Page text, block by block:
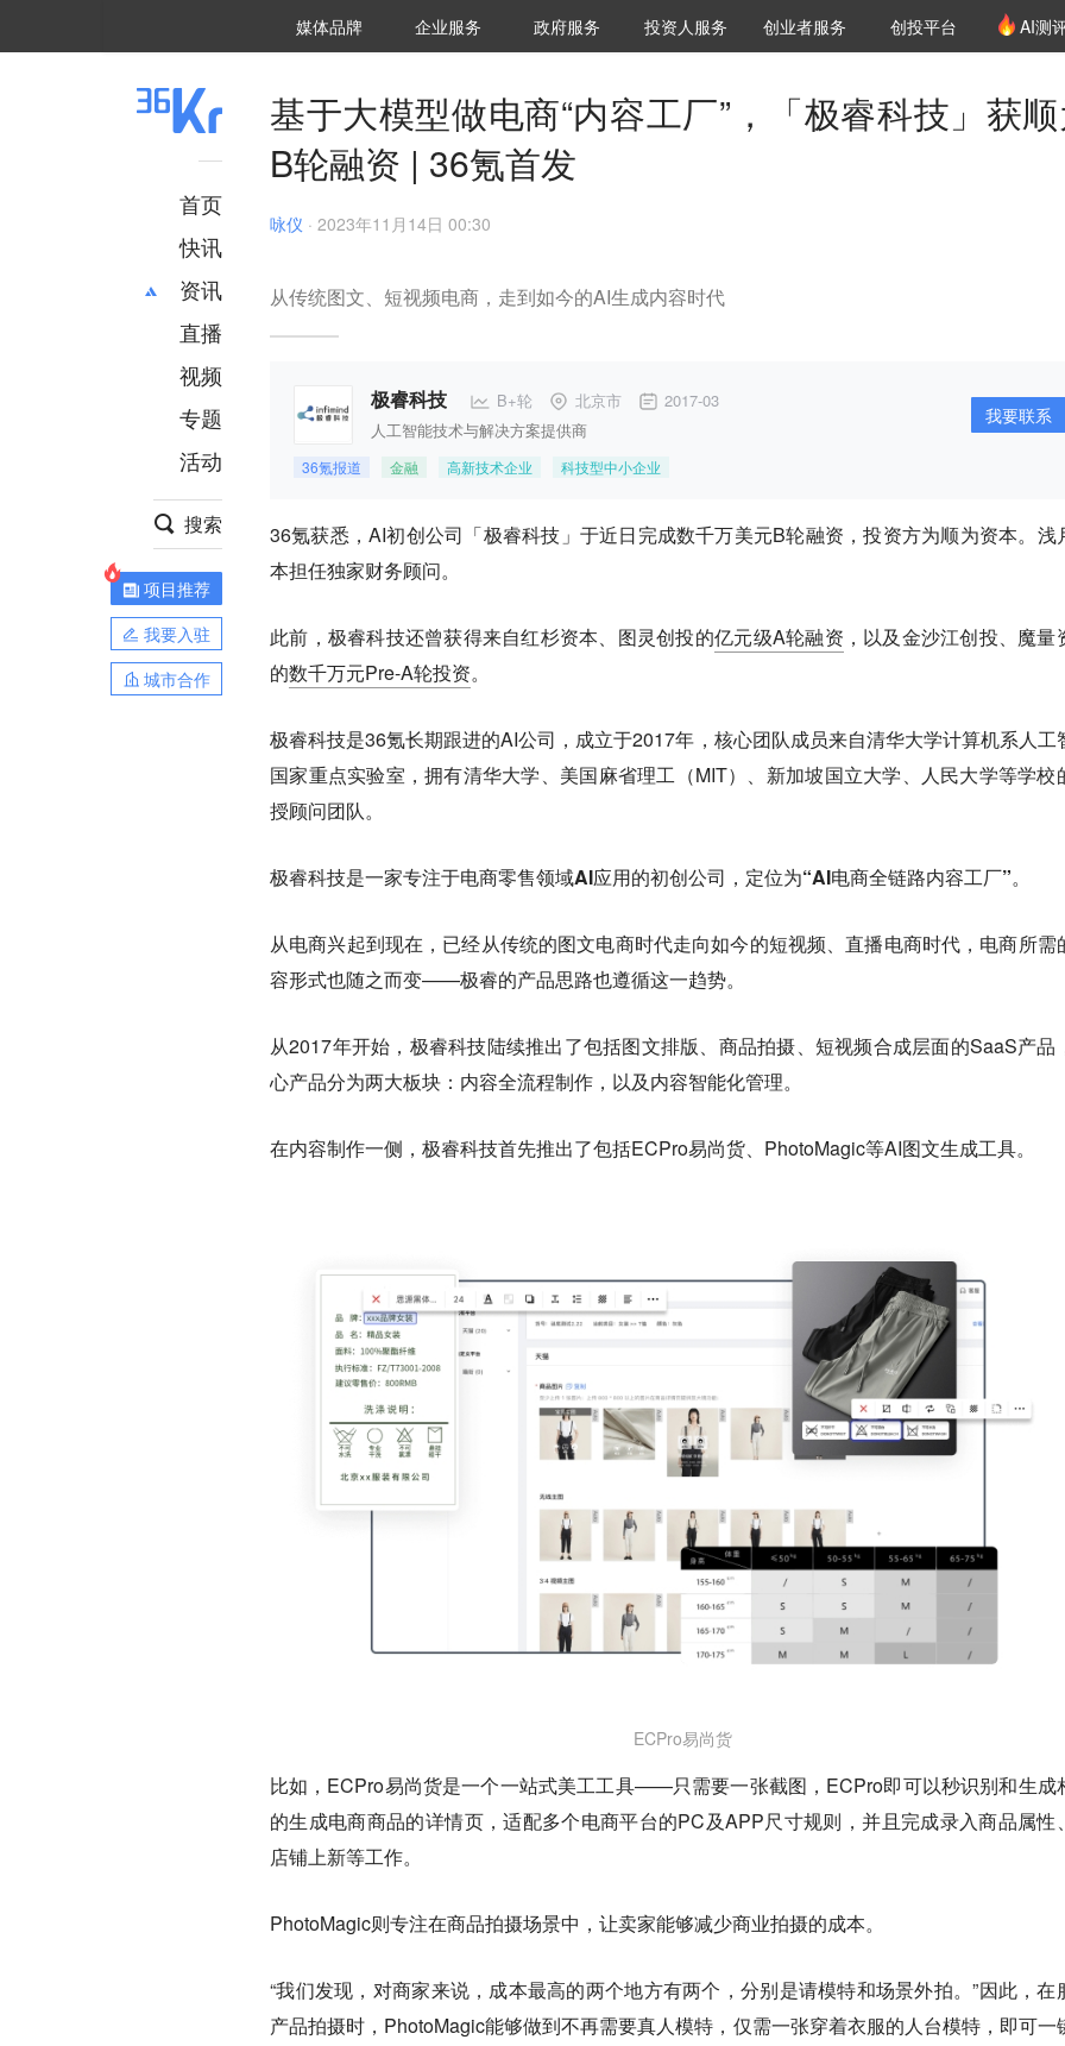
媒体品牌 36Kr研究院
企业服务 城市之窗
政府服务 VClub投资机构库
投资机构职位推介
投资人服务 创投氪堂
创业者服务 创投平台 AI测
首页
快讯
资讯
推荐
财经
项目推荐
安徽
直播
视频
专题
活动
搜索
项目推荐
我要入驻
城市合作
基于大模型做电商“内容工厂”，「极睿科技」获
B轮融资 | 36氪首发
咏仪 · 2023年11月14日 00:30
从传统图文、短视频电商，走到如今的AI生成内容时代
极睿科技 B+轮 北京市 2017-03
人工智能技术与解决方案提供商
36氪报道 金融 高新技术企业 科技型中小企业
我要联系
36氪获悉，AI初创公司「极睿科技」于近日完成数千万美元B轮融资，投资方为顺为资本。浅
本担任独家财务顾问。
此前，极睿科技还曾获得来自红杉资本、图灵创投的亿元级A轮融资 ，以及金沙江创投、魔量
的数千万元Pre-A轮投资。
极睿科技是36氪长期跟进的AI公司，成立于2017年，核心团队成员来自清华大学计算机系人工
国家重点实验室，拥有清华大学、美国麻省理工（MIT）、新加坡国立大学、人民大学等学校
授顾问团队。
极睿科技是一家专注于电商零售领域AI应用的初创公司，定位为“AI电商全链路内容工厂”。
从电商兴起到现在，已经从传统的图文电商时代走向如今的短视频、直播电商时代，电商所需
容形式也随之而变——极睿的产品思路也遵循这一趋势。
从2017年开始，极睿科技陆续推出了包括图文排版、商品拍摄、短视频合成层面的SaaS产品
心产品分为两大板块： 内容全流程制作，以及内容智能化管理。
在内容制作一侧，极睿科技首先推出了包括ECPro易尚货、PhotoMagic等AI图文生成工具。
ECPro易尚货
比如，ECPro易尚货是一个一站式美工工具——只需要一张截图，ECPro即可以秒识别和生成
的生成电商商品的详情页，适配多个电商平台的PC及APP尺寸规则，并且完成录入商品属性
店铺上新等工作。
PhotoMagic则专注在商品拍摄场景中，让卖家能够减少商业拍摄的成本。
“我们发现，对商家来说，成本最高的两个地方有两个，分别是请模特和场景外拍。”因此，在
产品拍摄时，PhotoMagic能够做到不再需要真人模特，仅需一张穿着衣服的人台模特，即可一